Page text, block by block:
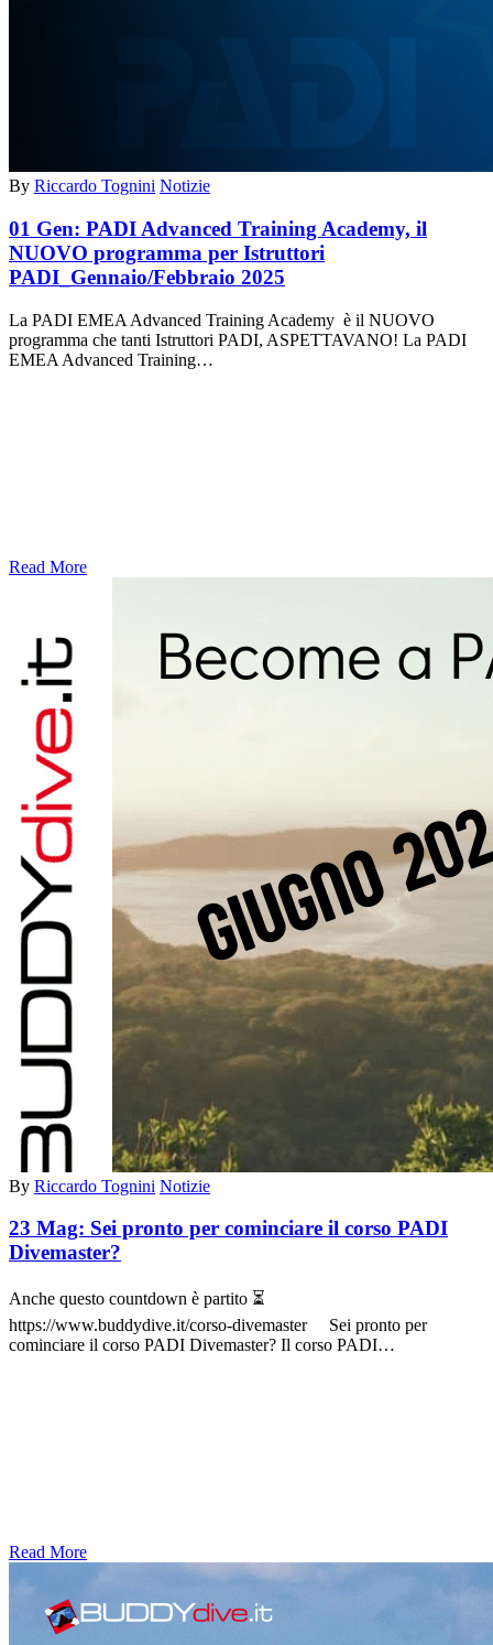
By Riccardo Tognini Notizie
01 Gen: PADI Advanced Training Academy, il
NUOVO programma per Istruttori
PADI_Gennaio/Febbraio 2025
La PADI EMEA Advanced Training Academy è il NUOVO
programma che tanti Istruttori PADI, ASPETTAVANO! La PADI
EMEA Advanced Training…
Read More
By Riccardo Tognini Notizie
23 Mag: Sei pronto per cominciare il corso PADI
Divemaster?
Anche questo countdown è partito ⏳
https://www.buddydive.it/corso-divemaster Sei pronto per
cominciare il corso PADI Divemaster? Il corso PADI…
Read More